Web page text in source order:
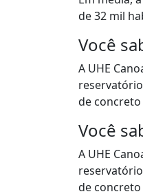
de 32 mil
Você
A UHE
de concreto
Você
A UHE
de concreto